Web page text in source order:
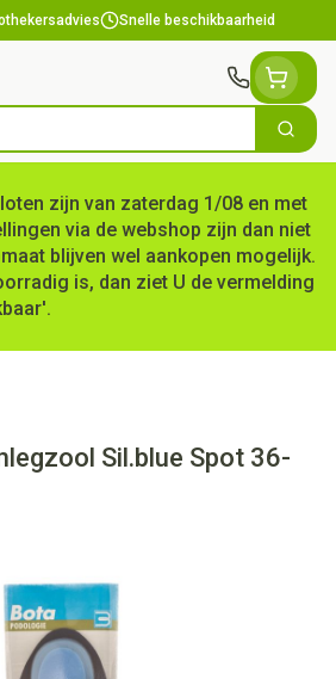
Snelle beschikbaarheid
Zoek
zijn van zaterdag 1/08 en met
via de webshop zijn dan niet
blijven wel aankopen mogelijk.
is, dan ziet U de vermelding
Sil.blue Spot 36-